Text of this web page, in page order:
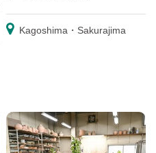
Kagoshima・Sakurajima